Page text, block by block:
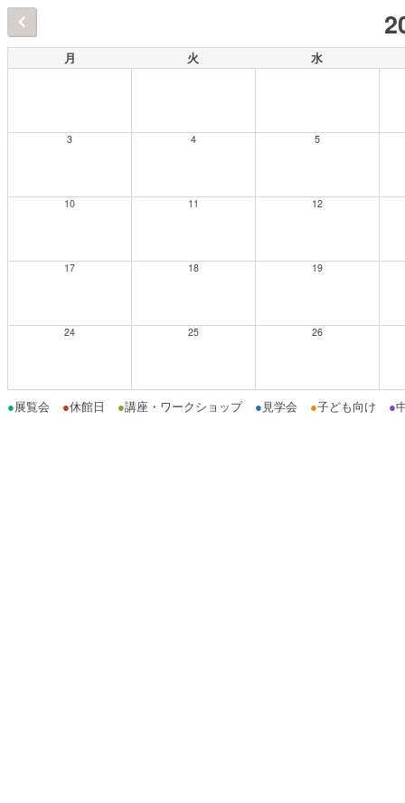
月 火 水
3 4 5
10 11 12
17 18 19
24 25 26
●展覧会 ●休館日 ●講座・ワークショップ ● 見学会 ●子ども向け ●